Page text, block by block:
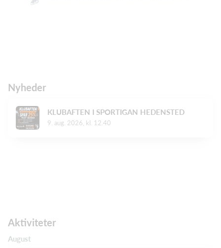
Nyheder
KLUBAFTEN I SPORTIGAN HEDENSTED
9. aug. 2026, kl. 12.40
Aktiviteter
August